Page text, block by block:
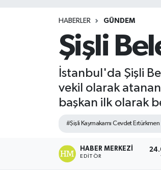
HABERLER GÜNDEM
Şişli
İstanbul'da Şişli
vekil olarak
başkan ilk olarak
#Şişli Kaymakamı Cevdet Ertürkmen
HABER MERKEZI
EDITÖR